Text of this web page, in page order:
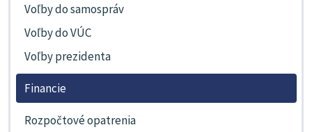
Voľby do samospráv
Voľby do VÚC
Voľby prezidenta
Financie
Rozpočtové opatrenia